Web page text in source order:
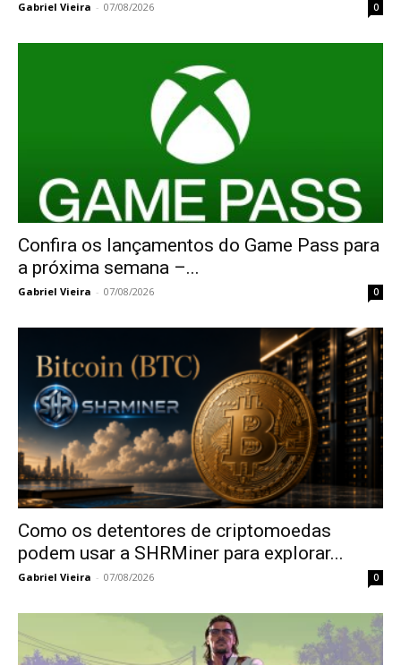
Gabriel Vieira - 07/08/2026 0
Confira os lançamentos do Game Pass para
a próxima semana –...
Gabriel Vieira - 07/08/2026 0
Como os detentores de criptomoedas
podem usar a SHRMiner para explorar...
Gabriel Vieira - 07/08/2026 0